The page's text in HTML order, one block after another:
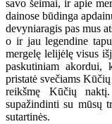
savo šeimai, ir apie
dainose būdinga
devyniaragis pas mus
o ir jau legendine
mergelę lelijėlę visus
paskutiniam akordui,
pristatė svečiams
reikšmę Kūčių
supažindinti su mūsų
sutartinės.